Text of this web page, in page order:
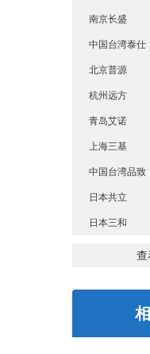
南京长盛
中国台湾泰仕
北京普源
杭州远方
青岛艾诺
上海三基
中国台湾品致
日本共立
日本三和
查